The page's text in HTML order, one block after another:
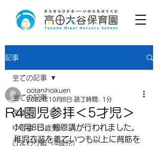
記事
全ての記事
全体
ゆり組（5歳児）
ひまわり組（4歳児）
全ての記事
R4園児参拝＜5才児＞
ootanihoikuen
2022年10月8日 読了時間: 1分
10月8日、報恩講が行われました。
稚児衣装を着ていつも以上に背筋を